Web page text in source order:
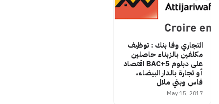
التجاري وفا بنك : توظيف
مكلفين بالزبناء حاصلين
على دبلوم BAC+5 اقتصاد
أو تجارة بالدار البيضاء،
فاس وبني ملال
May 15, 2017